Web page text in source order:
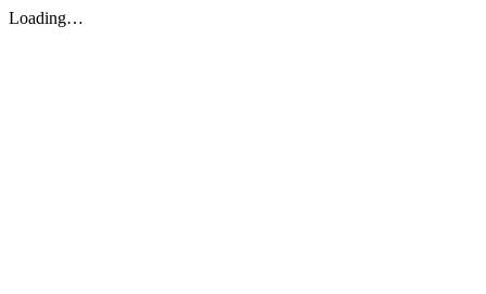
Loading…